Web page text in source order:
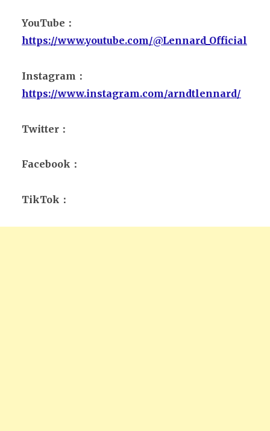
YouTube：
https://www.youtube.com/@Lennard_Official
Instagram：
https://www.instagram.com/arndtlennard/
Twitter：
Facebook：
TikTok：